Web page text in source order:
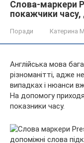
Слова-маркери
покажчики часу,
Поради Катерина
Англійська мова
різноманітті, адже
випадках і нюанси
На допомогу
показники часу.